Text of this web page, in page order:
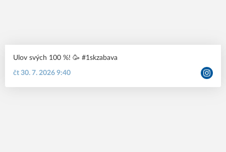
Ulov svých 100 %! 🥳 #1skzabava
čt 30. 7. 2026 9:40